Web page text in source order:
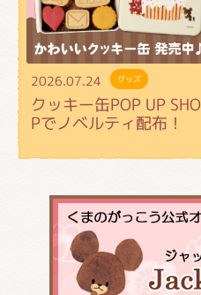
2026.07.24 グッズ
クッキー缶POP UP SHO
Pでノベルティ配布！